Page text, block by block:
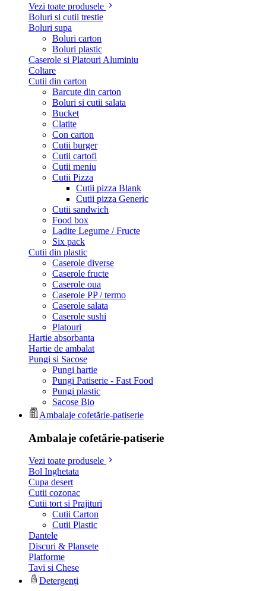
Vezi toate produsele
Boluri si cutii trestie
Boluri supa
Boluri carton
Boluri plastic
Caserole si Platouri Aluminiu
Coltare
Cutii din carton
Barcute din carton
Boluri si cutii salata
Bucket
Clatite
Con carton
Cutii burger
Cutii cartofi
Cutii meniu
Cutii Pizza
Cutii pizza Blank
Cutii pizza Generic
Cutii sandwich
Food box
Ladite Legume / Fructe
Six pack
Cutii din plastic
Caserole diverse
Caserole fructe
Caserole oua
Caserole PP / termo
Caserole salata
Caserole sushi
Platouri
Hartie absorbanta
Hartie de ambalat
Pungi si Sacose
Pungi hartie
Pungi Patiserie - Fast Food
Pungi plastic
Sacose Bio
Ambalaje cofetărie-patiserie
Ambalaje cofetărie-patiserie
Vezi toate produsele
Bol Inghetata
Cupa desert
Cutii cozonac
Cutii tort si Prajituri
Cutii Carton
Cutii Plastic
Dantele
Discuri & Plansete
Platforme
Tavi si Chese
Detergenți